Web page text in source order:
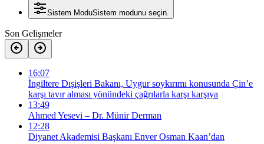
Sistem ModuSistem modunu seçin.
Son Gelişmeler
16:07
İngiltere Dışişleri Bakanı, Uygur soykırımı konusunda Çin’e
karşı tavır alması yönündeki çağrılarla karşı karşıya
13:49
Ahmed Yesevi – Dr. Münir Derman
12:28
Diyanet Akademisi Başkanı Enver Osman Kaan’dan